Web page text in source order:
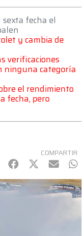
fecha el
y cambia de
verificaciones
ninguna categoría
el rendimiento
fecha, pero
COMPARTIR
Facebook
Twitter
mail